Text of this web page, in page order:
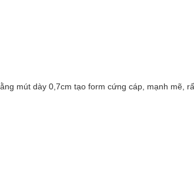
mút dày 0,7cm tạo form cứng cáp, mạnh mẽ,